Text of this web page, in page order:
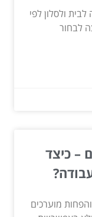
ולסלון לפי
לבחור
– כיצד
מוערכים